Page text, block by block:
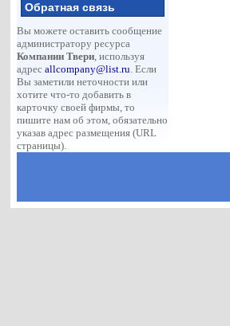
Обратная связь
Вы можете оставить сообщение
администратору ресурса
Компании Твери, используя
адресallcompany@list.ru. Если
Вы заметили неточности или
хотите что-то добавить в
карточку своей фирмы, то
пишите нам об этом, обязательно
указав адрес размещения (URL
страницы).